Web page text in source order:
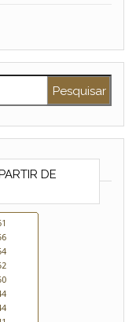
DE